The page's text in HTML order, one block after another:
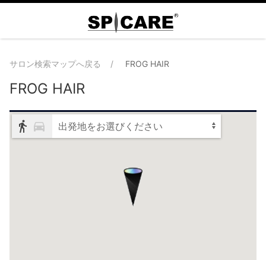
サロン検索マップへ戻る FROG HAIR
FROG HAIR
出発地をお選びください